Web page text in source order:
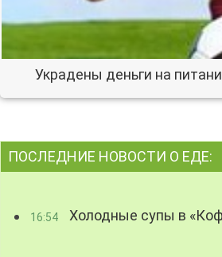
Украдены деньги на
ПОСЛЕДНИЕ НОВОСТИ О ЕДЕ:
16:54 Холодные супы в